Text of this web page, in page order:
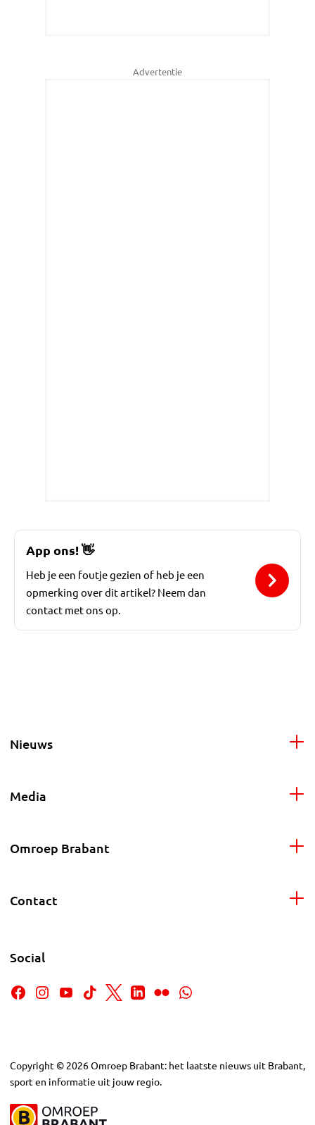
Advertentie
App ons!👋
Heb je een foutje gezien of heb je een
opmerking over dit artikel? Neem dan
contact met ons op.
Nieuws
Media
Omroep Brabant
Contact
Social
Copyright © 2026Omroep Brabant: het laatste nieuws uit Brabant,
sport en informatie uit jouw regio.